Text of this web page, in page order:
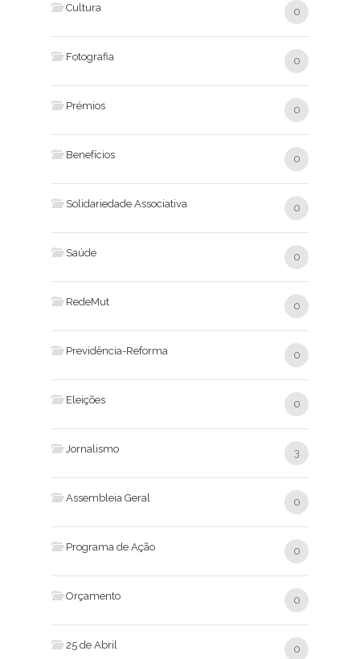
Cultura 0
Fotografia 0
Prémios 0
Benefícios 0
Solidariedade Associativa 0
Saúde 0
RedeMut 0
Previdência-Reforma 0
Eleições 0
Jornalismo 3
Assembleia Geral 0
Programa de Ação 0
Orçamento 0
25 de Abril 0